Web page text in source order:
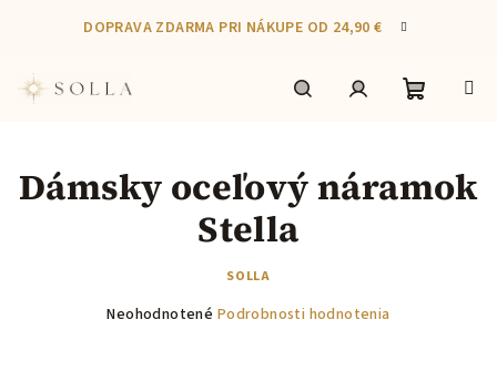
DOPRAVA ZDARMA PRI NÁKUPE OD 24,90 €
košík
Dámsky oceľový náramok
Stella
SOLLA
Priemerné
Neohodnotené Podrobnosti hodnotenia